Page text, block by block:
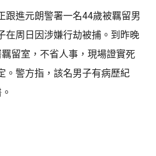
跟進元朗警署一名44歲被羈留男
在周日因涉嫌行劫被捕。到昨晚
留室，不省人事，現場證實死
。警方指，該名男子有病歷紀